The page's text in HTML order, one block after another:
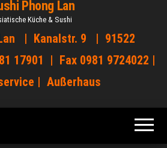
Phong Lan
Küche & Sushi
| Kanalstr. 9 | 91522
17901 | Fax 0981 9724022 |
| Außerhaus